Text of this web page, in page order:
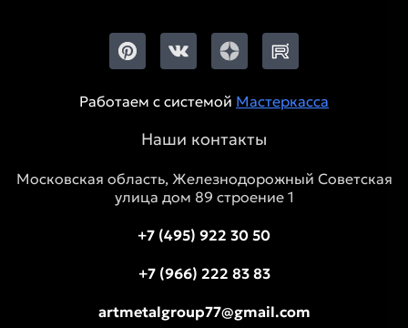
Работаем с системой Мастеркасса
Наши контакты
Московская область, Железнодорожный Советская
улица дом 89 строение 1
+7 (495) 922 30 50
+7 (966) 222 83 83
artmetalgroup77@gmail.com